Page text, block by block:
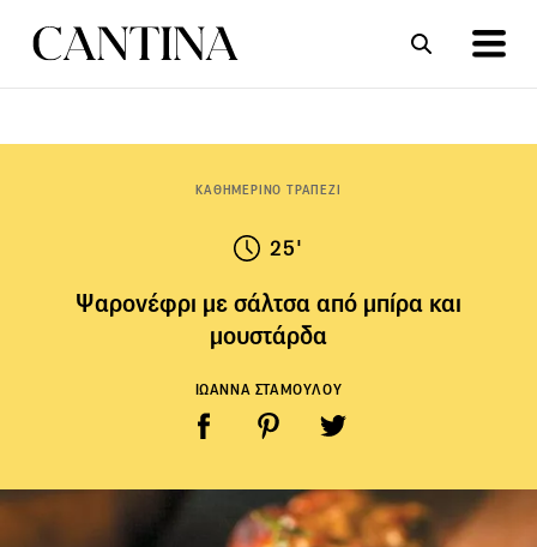
ΚΑΘΗΜΕΡΙΝΟ ΤΡΑΠΕΖΙ
25'
Ψαρονέφρι με σάλτσα από μπίρα και
μουστάρδα
ΙΩΑΝΝΑ ΣΤΑΜΟΥΛΟΥ